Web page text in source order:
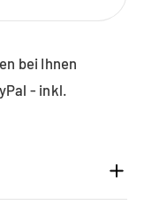
bei Ihnen
- inkl.